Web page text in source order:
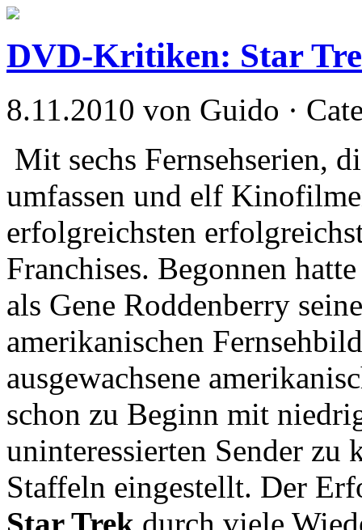
DVD-Kritiken: Star
8.11.2010 von Guido ·
Mit sechs Fernsehserien,
umfassen und elf
erfolgreichsten
Franchises. Begonnen
als Gene Roddenberry
amerikanischen
ausgewachsene
schon zu Beginn mit
uninteressierten Sender zu
Staffeln eingestellt. Der
Star Trek durch viele